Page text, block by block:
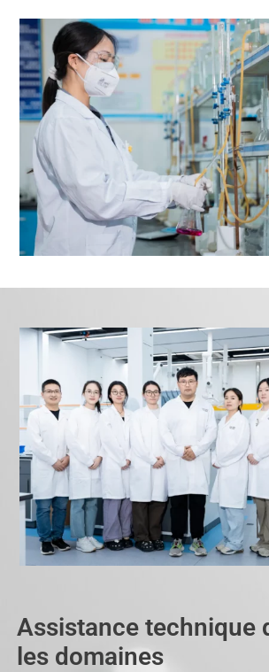
Assistance technique
les domaines